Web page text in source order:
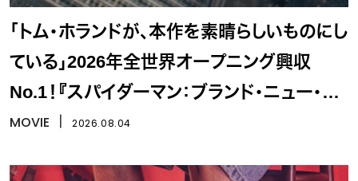
「トム・ホランドが、本作を素晴らしいものにし
ている」2026年全世界オープニング興収
No.1！『スパイダーマン：ブランド・ニュー・デ
イ』
MOVIE 2026.08.04